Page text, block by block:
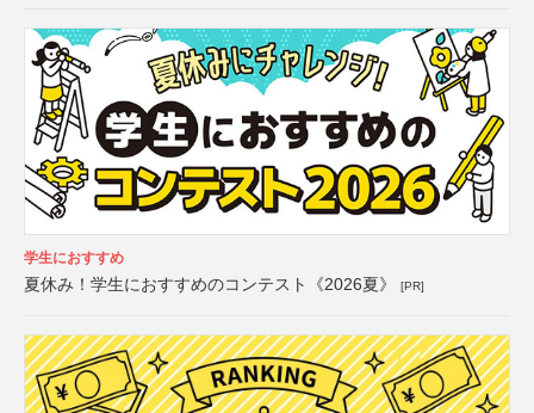
学生におすすめ
夏休み！学生におすすめのコンテスト《2026夏》 [PR]